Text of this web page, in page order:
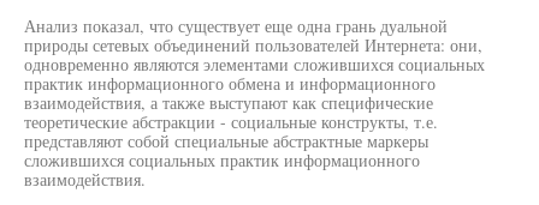
Анализ показал, что существует еще одна грань дуальной
природы сетевых объединений пользователей Интернета: они,
одновременно являются элементами сложившихся социальных
практик информационного обмена и информационного
взаимодействия, а также выступают как специфические
теоретические абстракции - социальные конструкты, т.е.
представляют собой специальные абстрактные маркеры
сложившихся социальных практик информационного
взаимодействия.